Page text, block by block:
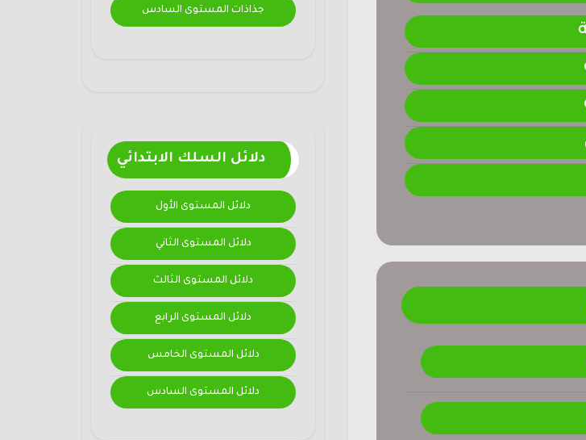
جذاذات المستوى السادس
دلائل السلك الابتدائي
دلائل المستوى الأول
دلائل المستوى الثاني
دلائل المستوى الثالث
دلائل المستوى الرابع
دلائل المستوى الخامس
دلائل المستوى السادس